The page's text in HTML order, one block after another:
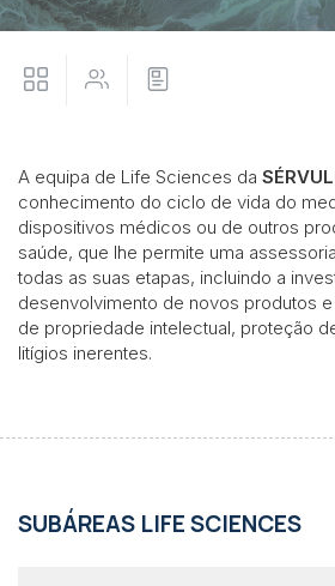
A equipa de Life Sciences da
conhecimento do ciclo de vida do
dispositivos médicos ou de outros
saúde, que lhe permite uma
todas as suas etapas, incluindo a
desenvolvimento de novos produtos
de propriedade intelectual, proteção
litígios inerentes.
SUBÁREAS LIFE SCIENCES